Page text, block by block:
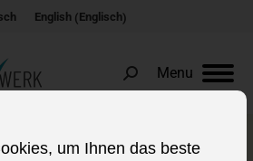
English(Englisch)
Menu
Search:
als engagierter
um Ihnen das beste